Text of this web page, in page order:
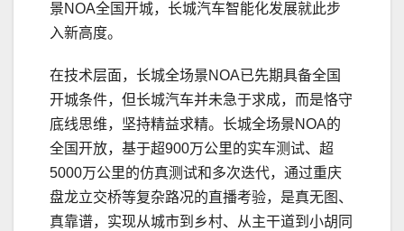
景NOA全国开城，长城汽车智能化发展就此步
入新高度。
在技术层面，长城全场景NOA已先期具备全国
开城条件，但长城汽车并未急于求成，而是恪守
底线思维，坚持精益求精。长城全场景NOA的
全国开放，基于超900万公里的实车测试、超
5000万公里的仿真测试和多次迭代，通过重庆
盘龙立交桥等复杂路况的直播考验，是真无图、
真靠谱，实现从城市到乡村、从主干道到小胡同